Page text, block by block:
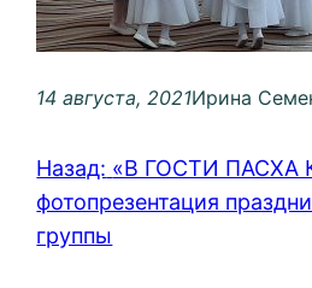
14 августа, 2021Ирина
Назад: «В ГОСТИ
фотопрезентация
группы